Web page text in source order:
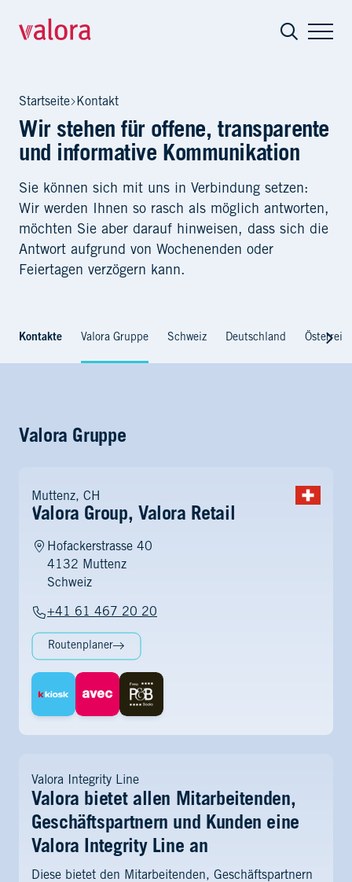
Startseite Kontakt
Wir stehen für offene, transparente
und informative Kommunikation
Sie können sich mit uns in Verbindung setzen:
Wir werden Ihnen so rasch als möglich antworten,
möchten Sie aber darauf hinweisen, dass sich die
Antwort aufgrund von Wochenenden oder
Feiertagen verzögern kann.
Kontakte Valora Gruppe Schweiz Deutschland
Valora Gruppe
Muttenz, CH
Valora Group, Valora Retail
Hofackerstrasse 40
4132 Muttenz
Schweiz
+41 61 467 20 20
Routenplaner
Valora Integrity Line
Valora bietet allen Mitarbeitenden,
Geschäftspartnern und Kunden eine
Valora Integrity Line an
Diese bietet den Mitarbeitenden, Geschäftspartnern